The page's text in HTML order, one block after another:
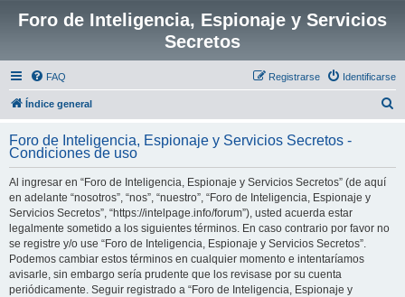
Foro de Inteligencia, Espionaje y Servicios
Secretos
FAQ Identificarse
Registrarse
Índice general
c
Foro de Inteligencia, Espionaje y Servicios Secretos -
Condiciones de uso
Al ingresar en “Foro de Inteligencia, Espionaje y Servicios Secretos” (de aquí
en adelante “nosotros”, “nos”, “nuestro”, “Foro de Inteligencia, Espionaje y
Servicios Secretos”, “https://intelpage.info/forum”), usted acuerda estar
legalmente sometido a los siguientes términos. En caso contrario por favor no
se registre y/o use “Foro de Inteligencia, Espionaje y Servicios Secretos”.
Podemos cambiar estos términos en cualquier momento e intentaríamos
avisarle, sin embargo sería prudente que los revisase por su cuenta
periódicamente. Seguir registrado a “Foro de Inteligencia, Espionaje y